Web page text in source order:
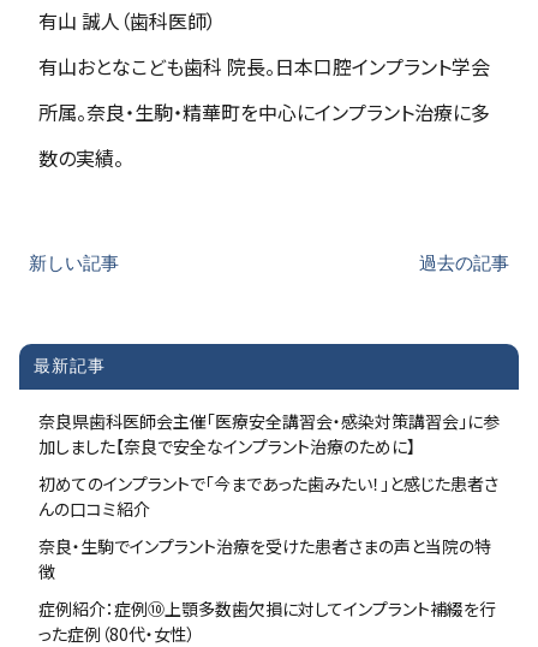
有山 誠人（歯科医師）
有山おとなこども歯科 院長。日本口腔インプラント学会
所属。奈良・生駒・精華町を中心にインプラント治療に多
数の実績。
新しい記事 過去の記事
最新記事
奈良県歯科医師会主催「医療安全講習会・感染対策講習会」に参
加しました【奈良で安全なインプラント治療のために】
初めてのインプラントで「今まであった歯みたい！」と感じた患者さ
んの口コミ紹介
奈良・生駒でインプラント治療を受けた患者さまの声と当院の特
徴
症例紹介：症例⑩上顎多数歯欠損に対してインプラント補綴を行
った症例（80代・女性）